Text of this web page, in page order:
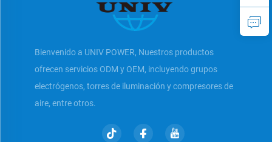
Bienvenido a UNIV POWER, Nuestros productos
ofrecen servicios ODM y OEM, incluyendo grupos
electrógenos, torres de iluminación y compresores de
aire, entre otros.